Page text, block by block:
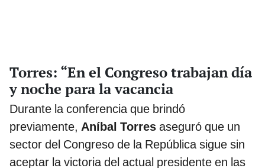
Torres: “En el Congreso trabajan día
y noche para la vacancia
Durante la conferencia que brindó
previamente, Aníbal Torres aseguró que un
sector del Congreso de la República sigue sin
aceptar la victoria del actual presidente en las